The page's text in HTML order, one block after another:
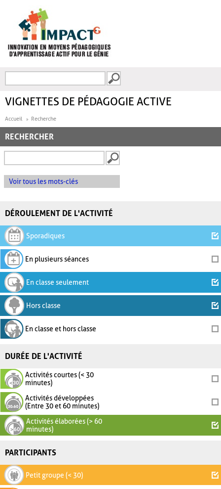
FORMULAIRE DE
VIGNETTES DE PÉDAGOGIE ACTIVE
Accueil Recherche
RECHERCHER
Voir tous les mots-clés
DÉROULEMENT DE L'ACTIVITÉ
Sporadiques
En plusieurs séances
En classe seulement
Hors classe
En classe et hors classe
DURÉE DE L'ACTIVITÉ
Activités courtes (< 30
minutes)
Activités développées
(Entre 30 et 60 minutes)
Activités élaborées (> 60
minutes)
PARTICIPANTS
Petit groupe (< 30)